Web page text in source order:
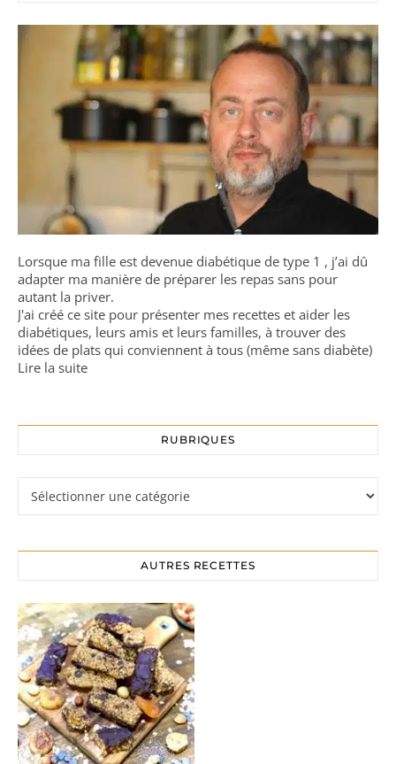
Lorsque ma fille est devenue diabétique de type 1 , j’ai dû
adapter ma manière de préparer les repas sans pour
autant la priver.
J'ai créé ce site pour présenter mes recettes et aider les
diabétiques, leurs amis et leurs familles, à trouver des
idées de plats qui conviennent à tous (même sans diabète)
Lire la suite
RUBRIQUES
AUTRES RECETTES